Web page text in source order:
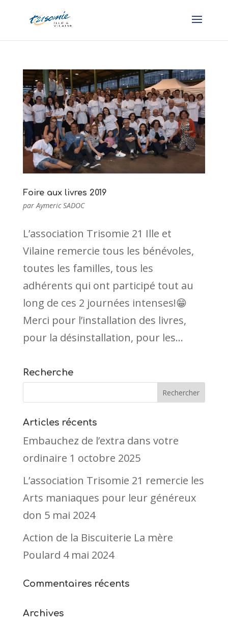
Foire aux livres 2019
parAymeric SADOC
L’association Trisomie 21 Ille et
Vilaine remercie tous les bénévoles,
toutes les familles, tous les
adhérents qui ont participé tout au
long de ces 2 journées intenses!😁
Merci pour l’installation des livres,
pour la désinstallation, pour les...
Recherche
Articles récents
Embauchez de l’extra dans votre
ordinaire 1 octobre 2025
L’association Trisomie 21 remercie les
Arts maniaques pour leur généreux
don 5 mai 2024
Action de la Biscuiterie La mère
Poulard 4 mai 2024
Commentaires récents
Archives